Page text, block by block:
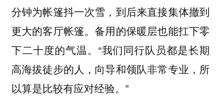
分钟为帐篷抖一次雪，到后来直接集体撤到
更大的客厅帐篷。备用的保暖层也能扛下零
下二十度的气温。“我们同行队员都是长期
高海拔徒步的人，向导和领队非常专业，所
以算是比较有应对经验。”